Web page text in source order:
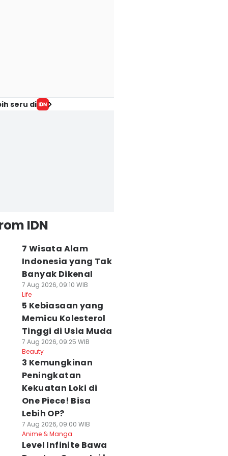
seru di
IDN
7 Wisata Alam
Indonesia yang Tak
Banyak Dikenal
7 Aug 2026, 09:10 WIB
Life
5 Kebiasaan yang
Memicu Kolesterol
Tinggi di Usia Muda
7 Aug 2026, 09:25 WIB
Beauty
3 Kemungkinan
Peningkatan
Kekuatan Loki di
One Piece! Bisa
Lebih OP?
7 Aug 2026, 09:00 WIB
Anime & Manga
Level Infinite Bawa